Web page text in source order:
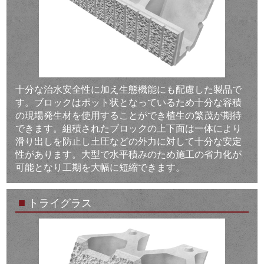
十分な治水安全性に加え生態機能にも配慮した製品で
す。ブロックはポット状となっているため十分な容積
の現場発生材を使用することができ植生の繁茂が期待
できます。組積されたブロックの上下面は一体により
滑り出しを防止し土圧などの外力に対して十分な安定
性があります。大型で水平積みのため施工の省力化が
可能となり工期を大幅に短縮できます。
■ トライグラス